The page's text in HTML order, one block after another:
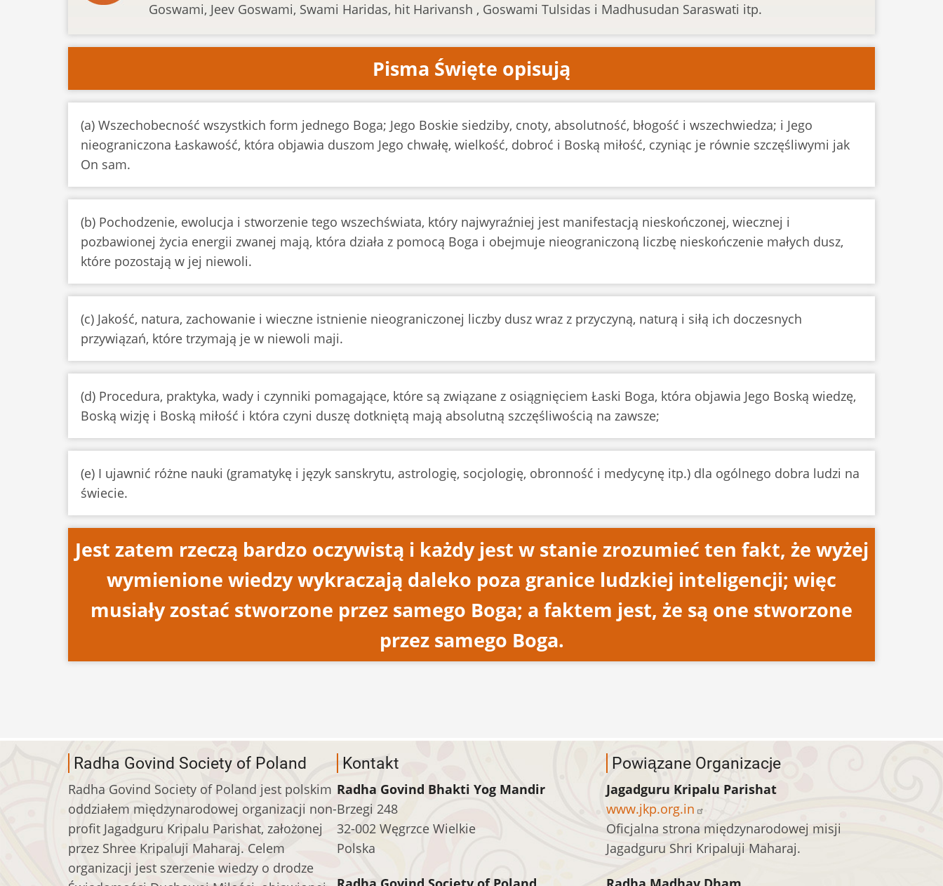
Goswami, Jeev Goswami, Swami Haridas, hit Harivansh , Goswami Tulsidas i Madhusudan Saraswati itp.
Pisma Święte opisują
(a) Wszechobecność wszystkich form jednego Boga; Jego Boskie siedziby, cnoty, absolutność, błogość i wszechwiedza; i Jego
nieograniczona Łaskawość, która objawia duszom Jego chwałę, wielkość, dobroć i Boską miłość, czyniąc je równie szczęśliwymi jak
On sam.
(b) Pochodzenie, ewolucja i stworzenie tego wszechświata, który najwyraźniej jest manifestacją nieskończonej, wiecznej i
pozbawionej życia energii zwanej mają, która działa z pomocą Boga i obejmuje nieograniczoną liczbę nieskończenie małych dusz,
które pozostają w jej niewoli.
(c) Jakość, natura, zachowanie i wieczne istnienie nieograniczonej liczby dusz wraz z przyczyną, naturą i siłą ich doczesnych
przywiązań, które trzymają je w niewoli maji.
(d) Procedura, praktyka, wady i czynniki pomagające, które są związane z osiągnięciem Łaski Boga, która objawia Jego Boską wiedzę,
Boską wizję i Boską miłość i która czyni duszę dotkniętą mają absolutną szczęśliwością na zawsze;
(e) I ujawnić różne nauki (gramatykę i język sanskrytu, astrologię, socjologię, obronność i medycynę itp.) dla ogólnego dobra ludzi na
świecie.
Jest zatem rzeczą bardzo oczywistą i każdy jest w stanie zrozumieć ten fakt, że wyżej
wymienione wiedzy wykraczają daleko poza granice ludzkiej inteligencji; więc
musiały zostać stworzone przez samego Boga; a faktem jest, że są one stworzone
przez samego Boga.
Radha Govind Society of Poland
Radha Govind Society of Poland jest polskim
oddziałem międzynarodowej organizacji non-
profit Jagadguru Kripalu Parishat, założonej
przez Shree Kripaluji Maharaj. Celem
organizacji jest szerzenie wiedzy o drodze
Kontakt
Radha Govind Bhakti Yog Mandir
Brzegi 248
32-002 Węgrzce Wielkie
Polska
Powiązane Organizacje
Jagadguru Kripalu Parishat
www.jkp.org.in
Oficjalna strona międzynarodowej misji
Jagadguru Shri Kripaluji Maharaj.